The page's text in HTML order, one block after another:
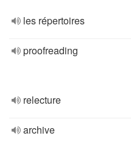
les répertoires
proofreading
relecture
archive